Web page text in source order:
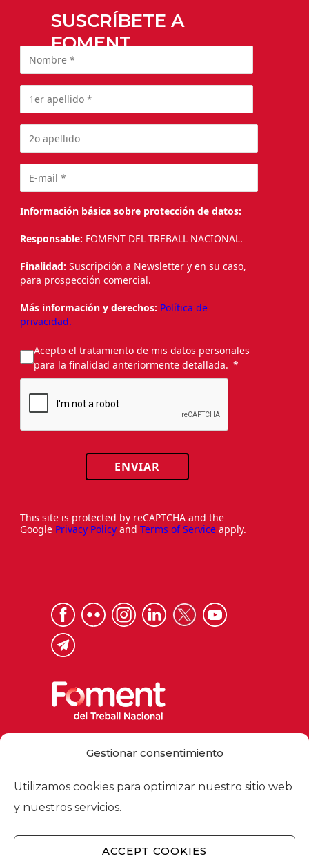
Gestionar consentimiento
Utilizamos cookies para optimizar nuestro sitio web
y nuestros servicios.
ACCEPT COOKIES
SUSCRÍBETE A
FOMENT
Información básica sobre protección de datos:
Responsable: FOMENT DEL TREBALL NACIONAL.
Finalidad: Suscripción a Newsletter y en su caso,
para prospección comercial.
Más información y derechos: Política de
privacidad.
Acepto el tratamiento de mis datos personales
para la finalidad anteriormente detallada.
ENVIAR
This site is protected by reCAPTCHA and the
Google Privacy Policy and Terms of Service apply.
foment@foment.com